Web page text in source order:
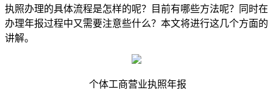
执照办理的具体流程是怎样的呢？目前有哪些方法呢？同时在
办理年报过程中又需要注意些什么？本文将进行这几个方面的
讲解。
个体工商营业执照年报